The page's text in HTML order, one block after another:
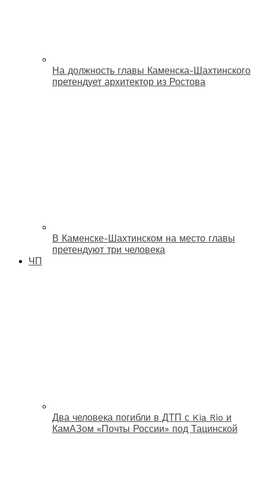
На должность главы Каменска-Шахтинского
претендует архитектор из Ростова
В Каменске-Шахтинском на место главы
претендуют три человека
ЧП
Два человека погибли в ДТП с Kia Rio и
КамАЗом «Почты России» под Тацинской